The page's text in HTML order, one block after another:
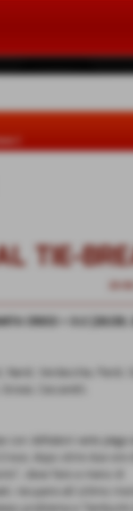
Serie C
TIE-
CROCE = 3-2 (20/25;
Nardi, Verdecchia, Pardi,
defezioni varie piega
dopo oltre due ore
deve fare a meno di